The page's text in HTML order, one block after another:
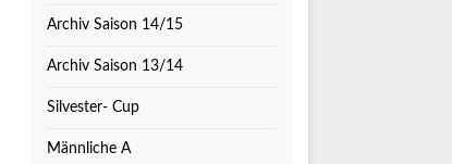
Archiv Saison 14/15
Archiv Saison 13/14
Silvester- Cup
Männliche A